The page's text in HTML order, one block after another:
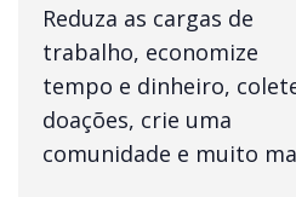
Reduza as cargas de
trabalho, economize
tempo e dinheiro,
doações, crie uma
comunidade e muito